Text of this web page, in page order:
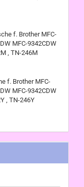
f. Brother MFC-
MFC-9342CDW
, TN-246M
f. Brother MFC-
MFC-9342CDW
, TN-246Y